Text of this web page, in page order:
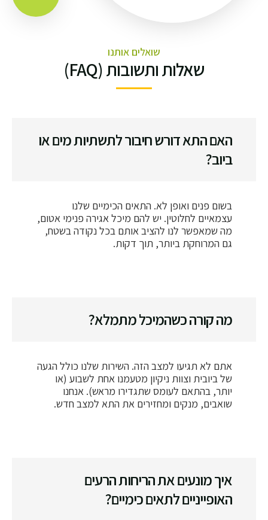
שואלים אותנו
שאלות ותשובות (FAQ)
האם התא דורש חיבור לתשתיות מים או
ביוב?
בשום פנים ואופן לא. התאים הכימיים שלנו
עצמאיים לחלוטין. יש להם מיכל אגירה פנימי אטום,
מה שמאפשר לנו להציב אותם בכל נקודה בשטח,
גם המרוחקת ביותר, תוך דקות.
מה קורה כשהמיכל מתמלא?
אתם לא תגיעו למצב הזה. השירות שלנו כולל הגעה
של ביובית וצוות ניקיון מטעמנו אחת לשבוע (או
יותר, בהתאם לעומס שתגדירו מראש). אנחנו
שואבים, מנקים ומחזירים את התא למצב חדש.
איך מונעים את הריחות הרעים
האופייניים לתאים כימיים?